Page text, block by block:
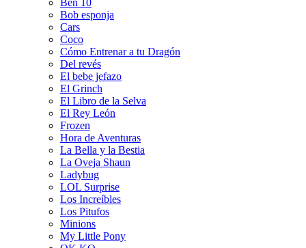
Bob esponja
Cars
Coco
Cómo Entrenar a tu Dragón
Del revés
El bebe jefazo
El Grinch
El Libro de la Selva
El Rey León
Frozen
Hora de Aventuras
La Bella y la Bestia
La Oveja Shaun
Ladybug
LOL Surprise
Los Increíbles
Los Pitufos
Minions
My Little Pony